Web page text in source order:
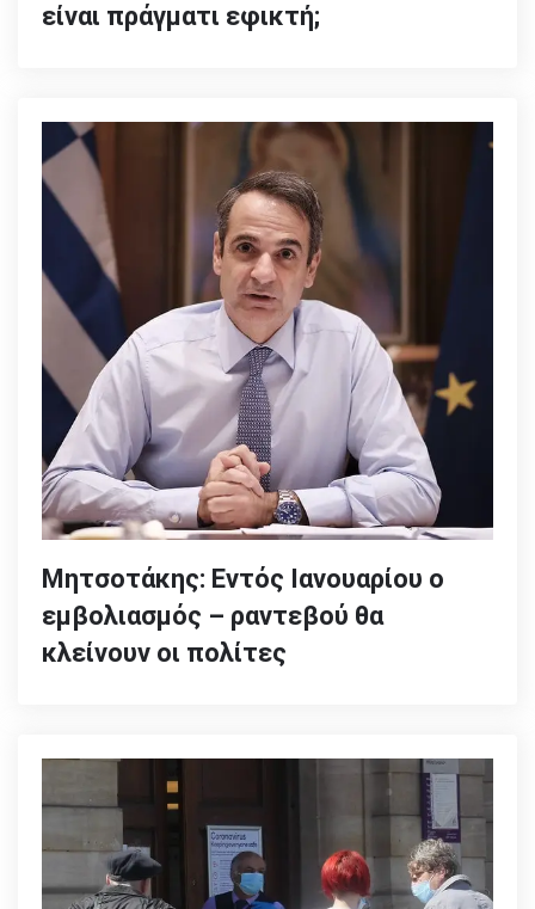
είναι πράγματι εφικτή;
Μητσοτάκης: Εντός Ιανουαρίου ο
εμβολιασμός – ραντεβού θα
κλείνουν οι πολίτες